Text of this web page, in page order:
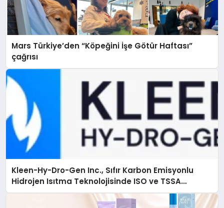
Mars Türkiye’den “Köpeğini İşe Götür Haftası”
çağrısı
Kleen-Hy-Dro-Gen Inc., Sıfır Karbon Emisyonlu
Hidrojen Isıtma Teknolojisinde ISO ve TSSA
Düzenleyici Onaylarını Aldı